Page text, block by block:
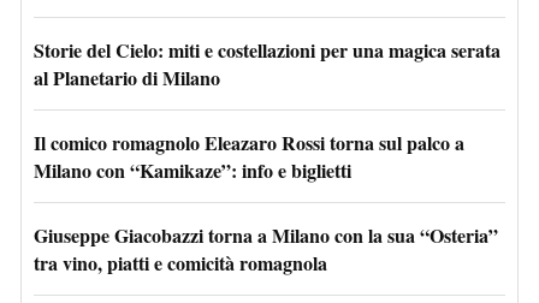
Storie del Cielo: miti e costellazioni per una magica serata
al Planetario di Milano
Il comico romagnolo Eleazaro Rossi torna sul palco a
Milano con “Kamikaze”: info e biglietti
Giuseppe Giacobazzi torna a Milano con la sua “Osteria”
tra vino, piatti e comicità romagnola